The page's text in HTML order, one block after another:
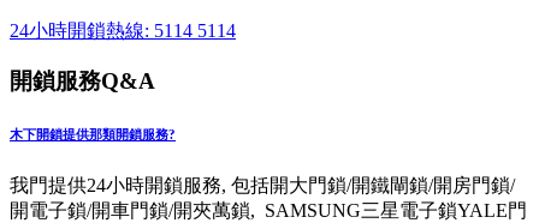
24小時開鎖熱線: 5114 5114
開鎖服務Q&A
木下開鎖提供那類開鎖服務?
我門提供24小時開鎖服務, 包括開大門鎖/開鐵閘鎖/開房門鎖/
開電子鎖/開車門鎖/開夾萬鎖, SAMSUNG三星電子鎖YALE門